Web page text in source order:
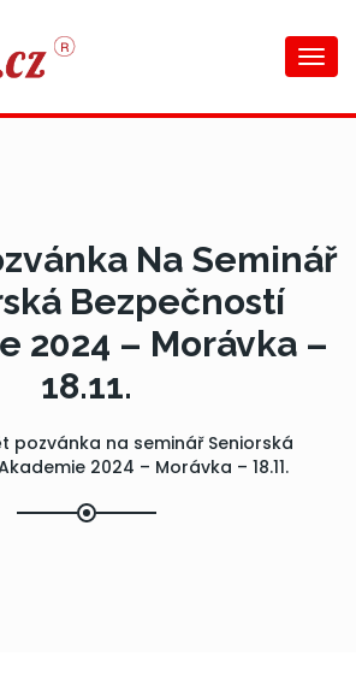
Na Seminář
Bezpečností
2024 – Morávka –
18.11.
pozvánka na seminář Seniorská
2024 – Morávka – 18.11.